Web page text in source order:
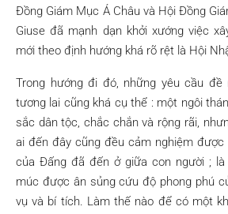
Đồng Giám Mục Á Châu và Hội Đồng
Giuse đã mạnh dạn khởi xướng việc
mới theo định hướng khá rõ rệt là Hội
Trong hướng đi đó, những yêu cầu
tương lai cũng khá cụ thể : một ngôi
sắc dân tộc, chắc chắn và rộng rãi,
ai đến đây cũng đều cảm nghiệm được
của Đấng đã đến ở giữa con người ;
múc được ân sủng cứu độ phong phú
vụ và bí tích. Làm thế nào để có một